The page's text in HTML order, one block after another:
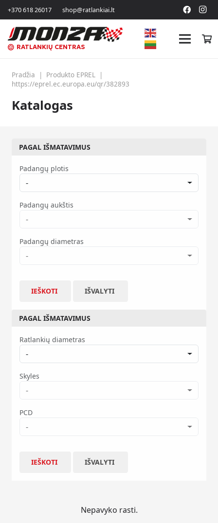
+370 618 26017 shop@ratlankiai.lt
RATLANKIŲ CENTRAS
Pradžia | Produkto EPREL |
https://eprel.ec.europa.eu/qr/382893
Katalogas
PAGAL IŠMATAVIMUS
Padangų plotis
-
Padangų aukštis
-
Padangų diametras
-
IEŠKOTI IŠVALYTI
PAGAL IŠMATAVIMUS
Ratlankių diametras
-
Skyles
-
PCD
-
IEŠKOTI IŠVALYTI
Nepavyko rasti.